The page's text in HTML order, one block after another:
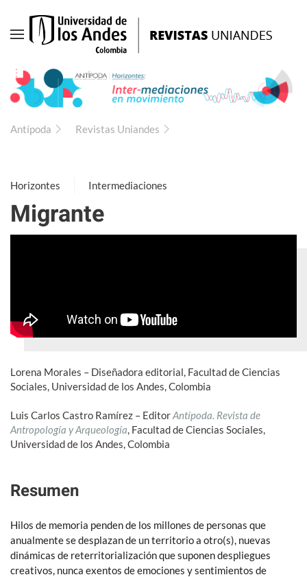
Ir
contenido
principal
Antípoda Revistas Uniandes
Horizontes Intermediaciones
Migrante
Lorena Morales – Diseñadora editorial, Facultad de Ciencias
Sociales, Universidad de los Andes, Colombia
Luis Carlos Castro Ramírez – EditorAntípoda. Revista de
Antropología y Arqueología, Facultad de Ciencias Sociales,
Universidad de los Andes, Colombia
Resumen
Hilos de memoria penden de los millones de personas que
anualmente se desplazan de un territorio a otro(s), nuevas
dinámicas de reterritorialización que suponen despliegues
creativos, nunca exentos de emociones y sentimientos de